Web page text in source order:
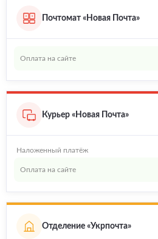
Почтомат «Новая Почта»
Оплата на сайте
Курьер «Новая Почта»
Наложенный платёж
Оплата на сайте
Отделение «Укрпочта»